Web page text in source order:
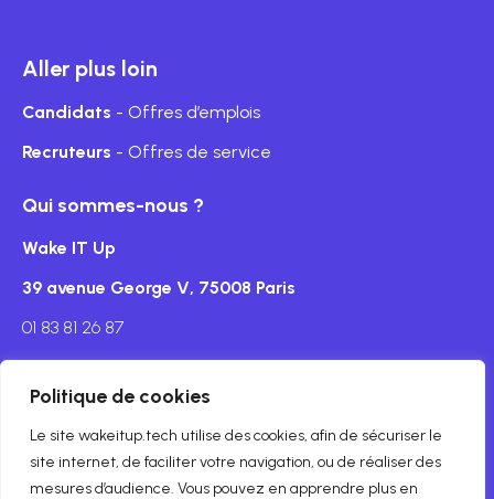
Politique de cookies
Le site wakeitup.tech utilise des cookies, afin de sécuriser le
site internet, de faciliter votre navigation, ou de réaliser des
mesures d’audience. Vous pouvez en apprendre plus en
Aller plus loin
Candidats - Offres d’emplois
Recruteurs - Offres de service
Mentions légales
© Copyright wakeitup.tech 2024
Qui sommes-nous ?
Wake IT Up
39 avenue George V, 75008 Paris
01 83 81 26 87